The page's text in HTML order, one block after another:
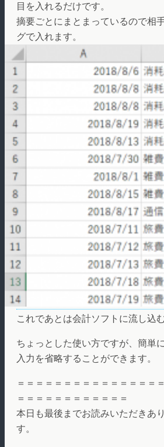
目を入れるだけです。
摘要ごとにまとまっているので相
グで入れます。
これであとは会計ソフトに流し込
ちょっとした使い方ですが、簡単
入力を省略することができます。
＝＝＝＝＝＝＝＝＝＝＝＝＝＝＝
＝＝＝＝＝＝＝＝＝＝＝＝
本日も最後までお読みいただきあ
す。